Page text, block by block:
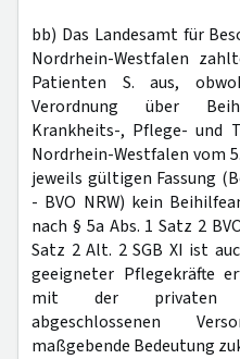
bb) Das Landesamt für
Nordrhein-Westfalen
Patienten S. aus,
Verordnung über
Krankheits-, Pflege- und
Nordrhein-Westfalen vom
jeweils gültigen Fassung
- BVO NRW) kein
nach § 5a Abs. 1 Satz 2
Satz 2 Alt. 2 SGB XI ist
geeigneter Pflegekräfte
mit der privaten
abgeschlossenen
maßgebende Bedeutung